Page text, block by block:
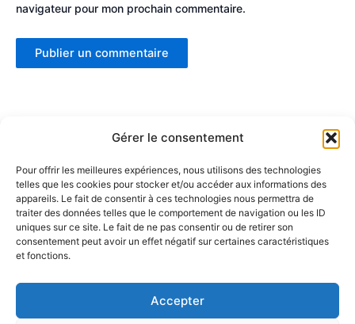
Gérer le consentement
Pour offrir les meilleures expériences, nous utilisons des technologies
telles que les cookies pour stocker et/ou accéder aux informations des
appareils. Le fait de consentir à ces technologies nous permettra de
traiter des données telles que le comportement de navigation ou les ID
uniques sur ce site. Le fait de ne pas consentir ou de retirer son
consentement peut avoir un effet négatif sur certaines caractéristiques
et fonctions.
Accepter
navigateur pour mon prochain commentaire.
Partenaires :
LaMaisonDuDonut
LaBelleBiere